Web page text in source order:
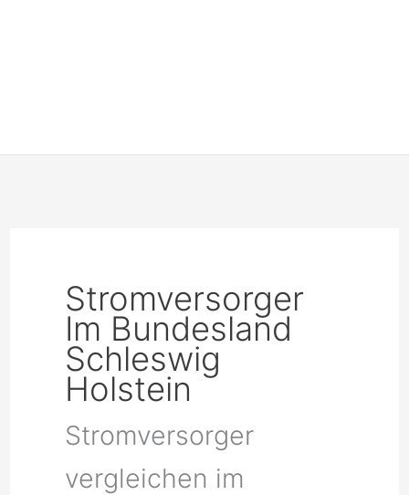
Stromversorger
Im Bundesland
Schleswig
Holstein
Stromversorger
vergleichen im